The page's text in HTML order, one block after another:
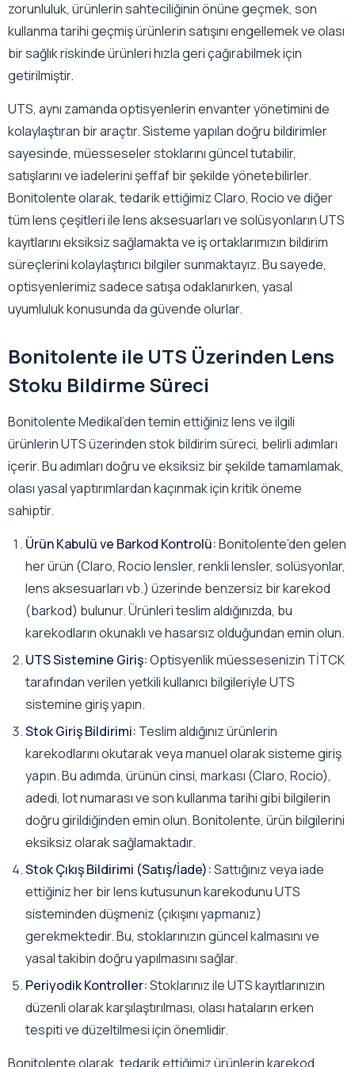
zorunluluk, ürünlerin sahteciliğinin önüne geçmek, son
kullanma tarihi geçmiş ürünlerin satışını engellemek ve olası
bir sağlık riskinde ürünleri hızla geri çağırabilmek için
getirilmiştir.
UTS, aynı zamanda optisyenlerin envanter yönetimini de
kolaylaştıran bir araçtır. Sisteme yapılan doğru bildirimler
sayesinde, müesseseler stoklarını güncel tutabilir,
satışlarını ve iadelerini şeffaf bir şekilde yönetebilirler.
Bonitolente olarak, tedarik ettiğimiz Claro, Rocio ve diğer
tüm lens çeşitleri ile lens aksesuarları ve solüsyonların UTS
kayıtlarını eksiksiz sağlamakta ve iş ortaklarımızın bildirim
süreçlerini kolaylaştırıcı bilgiler sunmaktayız. Bu sayede,
optisyenlerimiz sadece satışa odaklanırken, yasal
uyumluluk konusunda da güvende olurlar.
Bonitolente ile UTS Üzerinden Lens
Stoku Bildirme Süreci
Bonitolente Medikal’den temin ettiğiniz lens ve ilgili
ürünlerin UTS üzerinden stok bildirim süreci, belirli adımları
içerir. Bu adımları doğru ve eksiksiz bir şekilde tamamlamak,
olası yasal yaptırımlardan kaçınmak için kritik öneme
sahiptir.
Ürün Kabulü ve Barkod Kontrolü:Bonitolente’den gelen
her ürün (Claro, Rocio lensler, renkli lensler, solüsyonlar,
lens aksesuarları vb.) üzerinde benzersiz bir karekod
(barkod) bulunur. Ürünleri teslim aldığınızda, bu
karekodların okunaklı ve hasarsız olduğundan emin olun.
UTS Sistemine Giriş:Optisyenlik müessesenizin TİTCK
tarafından verilen yetkili kullanıcı bilgileriyle UTS
sistemine giriş yapın.
Stok Giriş Bildirimi: Teslim aldığınız ürünlerin
karekodlarını okutarak veya manuel olarak sisteme giriş
yapın. Bu adımda, ürünün cinsi, markası (Claro, Rocio),
adedi, lot numarası ve son kullanma tarihi gibi bilgilerin
doğru girildiğinden emin olun. Bonitolente, ürün bilgilerini
eksiksiz olarak sağlamaktadır.
Stok Çıkış Bildirimi (Satış/İade):Sattığınız veya iade
ettiğiniz her bir lens kutusunun karekodunu UTS
sisteminden düşmeniz (çıkışını yapmanız)
gerekmektedir. Bu, stoklarınızın güncel kalmasını ve
yasal takibin doğru yapılmasını sağlar.
Periyodik Kontroller:Stoklarınız ile UTS kayıtlarınızın
düzenli olarak karşılaştırılması, olası hataların erken
tespiti ve düzeltilmesi için önemlidir.
Bonitolente olarak, tedarik ettiğimiz ürünlerin karekod